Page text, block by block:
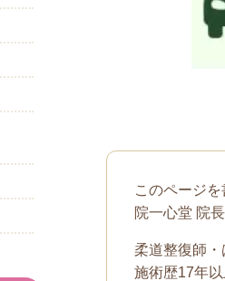
このページ
院一心堂 院
柔道整復師
施術歴17年